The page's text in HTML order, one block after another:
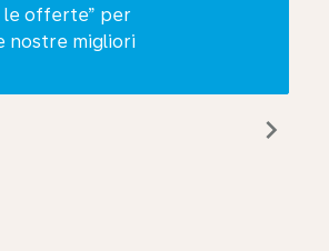
le offerte” per
nostre migliori
chevron_right